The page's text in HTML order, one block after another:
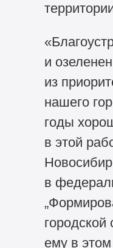
и
из
нашего
годы
в этой
в
городской
ему в этом